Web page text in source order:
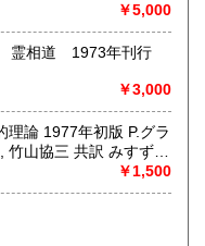
￥5,000
霊相道 1973年刊行
￥3,000
理論 1977年初版 P.グラ
山協三 共訳 みすず書
非線形性や不安定性を
であろうか？ ……新し
出現する。すなわち
つうはゆらぎが生じ
￥1,500